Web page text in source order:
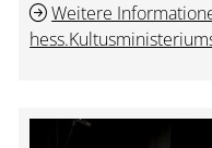
Weitere